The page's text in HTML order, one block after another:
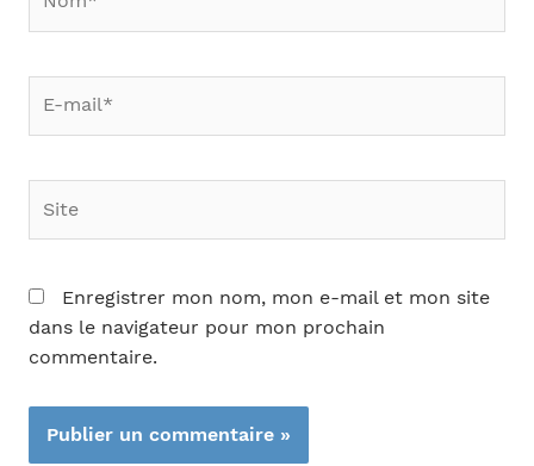
Enregistrer mon nom, mon e-mail et mon site
dans le navigateur pour mon prochain
commentaire.